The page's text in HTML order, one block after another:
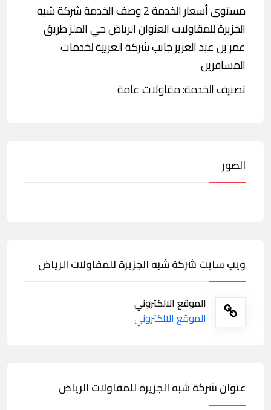
مستوى أسعار الخدمة 2 وصف الخدمة شركة شبه
الجزيرة للمقاولات العنوان الرياض حي الملز طريق
عمر بن عبد العزيز جانب شركة العربية لخدمات
المسافرين
تصنيف الخدمة: مقاولات عامة
الصور
ويب سايت شركة شبه الجزيرة للمقاولات الرياض
الموقع الالكتروني
الموقع الالكتروني
عنوان شركة شبه الجزيرة للمقاولات الرياض